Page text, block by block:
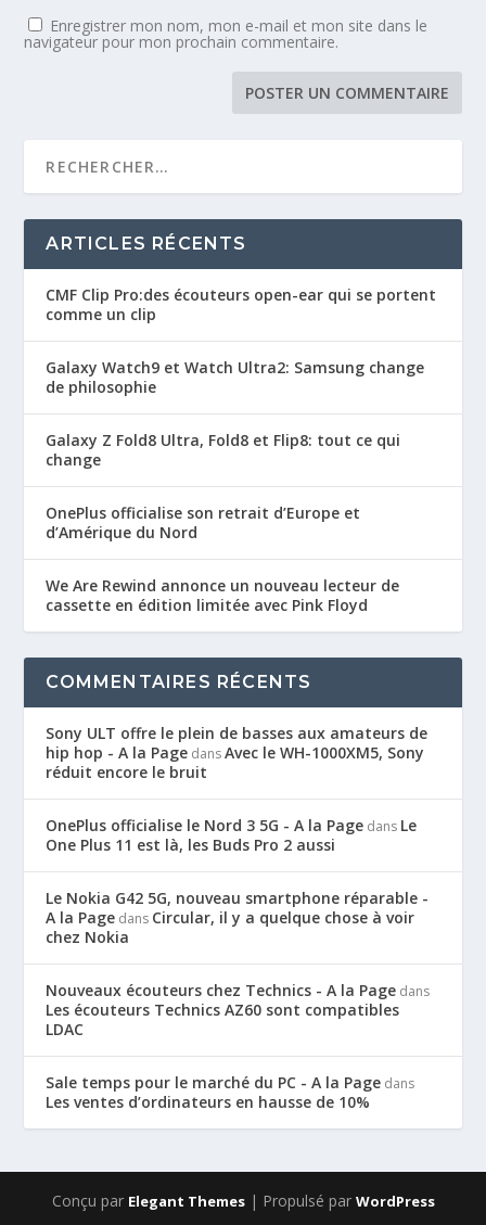
Enregistrer mon nom, mon e-mail et mon site dans le
navigateur pour mon prochain commentaire.
ARTICLES RÉCENTS
CMF Clip Pro:des écouteurs open-ear qui se portent
comme un clip
Galaxy Watch9 et Watch Ultra2: Samsung change
de philosophie
Galaxy Z Fold8 Ultra, Fold8 et Flip8: tout ce qui
change
OnePlus officialise son retrait d’Europe et
d’Amérique du Nord
We Are Rewind annonce un nouveau lecteur de
cassette en édition limitée avec Pink Floyd
COMMENTAIRES RÉCENTS
Sony ULT offre le plein de basses aux amateurs de
hip hop - A la Page dansAvec le WH-1000XM5, Sony
réduit encore le bruit
OnePlus officialise le Nord 3 5G - A la Page dans Le
One Plus 11 est là, les Buds Pro 2 aussi
Le Nokia G42 5G, nouveau smartphone réparable -
A la Page dans Circular, il y a quelque chose à voir
chez Nokia
Nouveaux écouteurs chez Technics - A la Page dans
Les écouteurs Technics AZ60 sont compatibles
LDAC
Sale temps pour le marché du PC - A la Page dans
Les ventes d’ordinateurs en hausse de 10%
Conçu par Elegant Themes| Propulsé par WordPress